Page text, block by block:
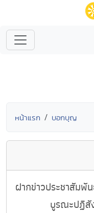
หน้าแรก บอกบุญ
ฝากข่าวประชาสัม
บูรณะปฏิสั